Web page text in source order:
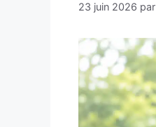
23 juin 2026 par